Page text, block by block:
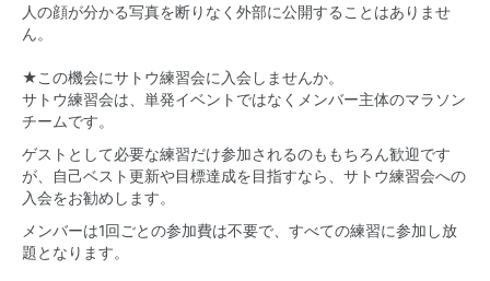
人の顔が分かる写真を断りなく外部に公開することはありませ
ん。
★この機会にサトウ練習会に入会しませんか。
サトウ練習会は、単発イベントではなくメンバー主体のマラソン
チームです。
ゲストとして必要な練習だけ参加されるのももちろん歓迎です
が、自己ベスト更新や目標達成を目指すなら、サトウ練習会への
入会をお勧めします。
メンバーは1回ごとの参加費は不要で、すべての練習に参加し放
題となります。